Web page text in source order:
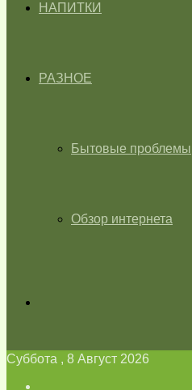
НАПИТКИ
РАЗНОЕ
Бытовые проблемы
Обзор интернета
Суббота , 8 Август 2026